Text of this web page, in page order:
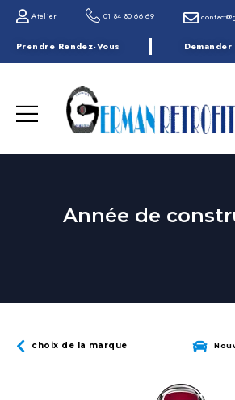
Atelier 01 84 80 66 69
Prendre Rendez-Vous
Année de
choix de la marque